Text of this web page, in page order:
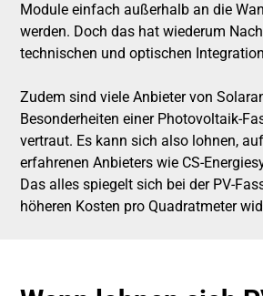
Module einfach außerhalb an die
werden. Doch das hat wiederum
technischen und optischen
Zudem sind viele Anbieter von
Besonderheiten einer Photovoltaik-
vertraut. Es kann sich also lohnen,
erfahrenen Anbieters wie CS-
Das alles spiegelt sich bei der PV-
höheren Kosten pro Quadratmeter